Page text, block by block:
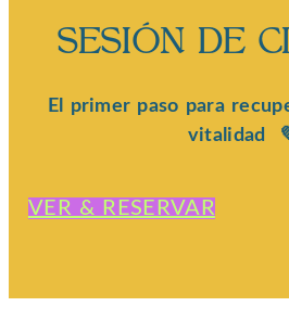
SESIÓN DE
El primer paso para
vitalidad
VER & RESERVAR